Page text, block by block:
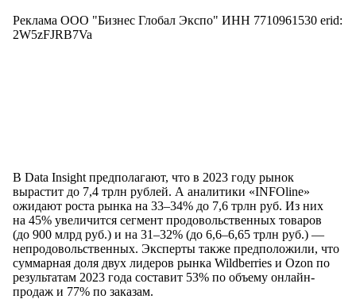
Реклама ООО "Бизнес Глобал Экспо" ИНН 7710961530 erid:
2W5zFJRB7Va
В Data Insight предполагают, что в 2023 году рынок
вырастит до 7,4 трлн рублей. А аналитики «INFOline»
ожидают роста рынка на 33–34% до 7,6 трлн руб. Из них
на 45% увеличится сегмент продовольственных товаров
(до 900 млрд руб.) и на 31–32% (до 6,6–6,65 трлн руб.) —
непродовольственных. Эксперты также предположили, что
суммарная доля двух лидеров рынка Wildberries и Ozon по
результатам 2023 года составит 53% по объему онлайн-
продаж и 77% по заказам.